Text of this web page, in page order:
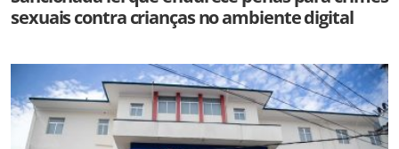
sexuais contra crianças no ambiente digital